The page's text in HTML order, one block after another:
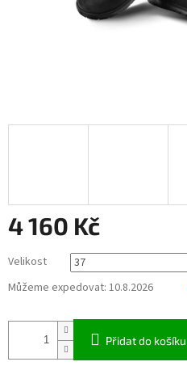
4 160 Kč
cena:
Velikost
Můžeme expedovat: 10.8.2026
Přidat do košíku